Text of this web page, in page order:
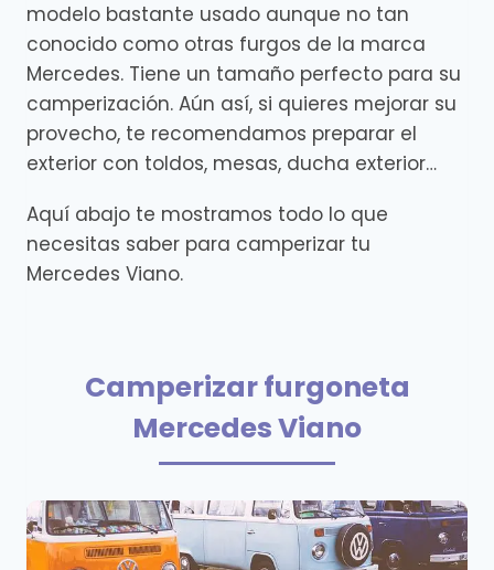
modelo bastante usado aunque no tan
conocido como otras furgos de la marca
Mercedes. Tiene un tamaño perfecto para su
camperización. Aún así, si quieres mejorar su
provecho, te recomendamos preparar el
exterior con toldos, mesas, ducha exterior…
Aquí abajo te mostramos todo lo que
necesitas saber para camperizar tu
Mercedes Viano.
Camperizar furgoneta
Mercedes Viano